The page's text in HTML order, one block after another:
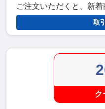
ご注文いただくと、新
取
ク